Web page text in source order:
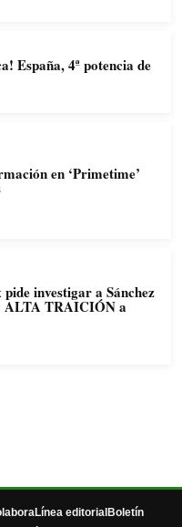
España, 4ª potencia de
en ‘Primetime’
investigar a Sánchez
TRAICIÓN a
Línea editorial Boletín